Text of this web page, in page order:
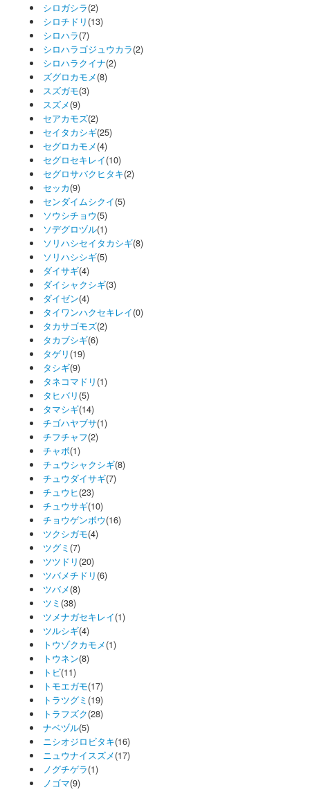
シロガシラ(2)
シロチドリ (13)
シロハラ(7)
シロハラゴジュウカラ(2)
シロハラクイナ(2)
ズグロカモメ(8)
スズガモ(3)
スズメ(9)
セアカモズ(2)
セイタカシギ(25)
セグロカモメ(4)
セグロセキレイ(10)
セグロサバクヒタキ(2)
セッカ(9)
センダイムシクイ(5)
ソウシチョウ(5)
ソデグロヅル(1)
ソリハシセイタカシギ(8)
ソリハシシギ(5)
ダイサギ(4)
ダイシャクシギ(3)
ダイゼン(4)
タイワンハクセキレイ(0)
タカサゴモズ(2)
タカブシギ(6)
タゲリ (19)
タシギ(9)
タネコマドリ (1)
タヒバリ (5)
タマシギ(14)
チゴハヤブサ(1)
チフチャフ(2)
チャボ(1)
チュウシャクシギ(8)
チュウダイサギ(7)
チュウヒ(23)
チュウサギ(10)
チョウゲンボウ(16)
ツクシガモ(4)
ツグミ (7)
ツツドリ (20)
ツバメチドリ (6)
ツバメ(8)
ツミ (38)
ツメナガセキレイ(1)
ツルシギ(4)
トウゾクカモメ(1)
トウネン(8)
トビ(11)
トモエガモ(17)
トラツグミ (19)
トラフズク(28)
ナベヅル(5)
ニシオジロビタキ(16)
ニュウナイスズメ(17)
ノグチゲラ(1)
ノゴマ(9)